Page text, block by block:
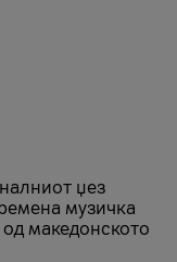
џез
музичка
македонското